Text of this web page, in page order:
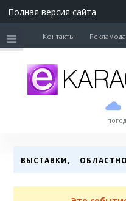
Полная версия сайта
Контакты
USD
EUR
ВЫСТАВКИ,